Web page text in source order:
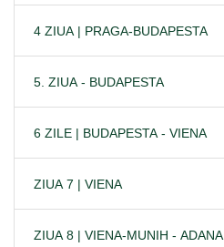
4 ZIUA | PRAGA-BUDAPESTA
5. ZIUA - BUDAPESTA
6 ZILE | BUDAPESTA - VIENA
ZIUA 7 | VIENA
ZIUA 8 | VIENA-MUNIH - ADANA